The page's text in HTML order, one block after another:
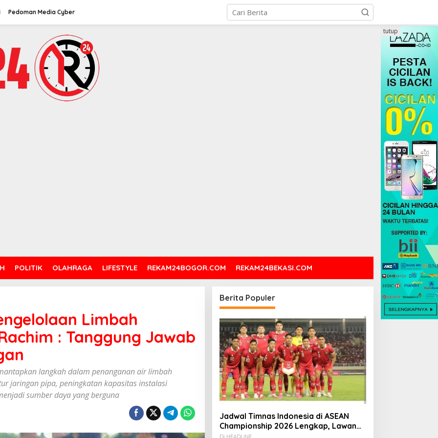
Pedoman Media Cyber
POLITIK OLAHRAGA LIFESTYLE REKAM24BOGOR.COM REKAM24BEKASI.COM
tutup
Limbah
: Tanggung Jawab
langkah dalam penanganan air limbah
jaringan pipa, peningkatan kapasitas instalasi
sumber daya yang berguna
Berita Populer
Jadwal Timnas Indonesia di ASEAN
Championship 2026 Lengkap, Lawan
Kamboja hingga Vietnam